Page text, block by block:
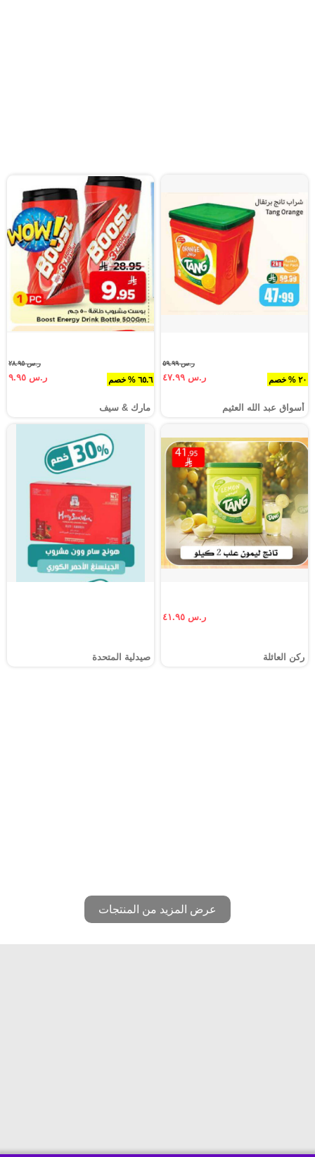
٢٠ % خصم
ر.س ٥٩.٩٩
ر.س ٤٧.٩٩
أسواق عبد الله العثيم
٦٥.٦ % خصم
ر.س ٢٨.٩٥
ر.س ٩.٩٥
مارك & سيف
ر.س ٤١.٩٥
ركن العائلة صيدلية المتحدة
عرض المزيد من المنتجات